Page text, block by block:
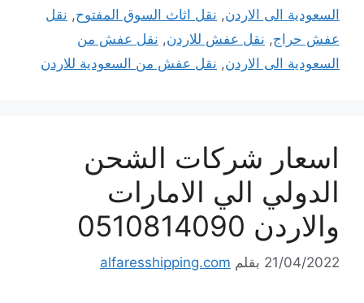
السعودية الى الاردن, نقل اثاث السوق المفتوح, نقل
عفش حراج, نقل عفش للاردن, نقل عفش من
السعودية الى الاردن, نقل عفش من السعودية للاردن
اسعار شركات الشحن
الدولي الي الامارات
والاردن 0510814090
21/04/2022 بقلم alfaresshipping.com